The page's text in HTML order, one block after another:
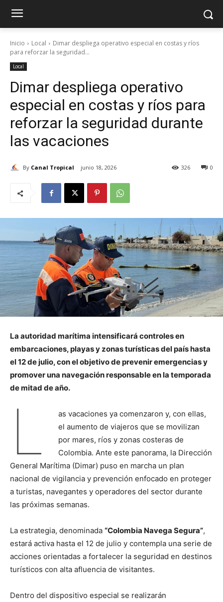
Inicio Local
Dimar despliega operativo especial en costas y ríos
para reforzar la seguridad...
Local
Dimar despliega operativo
especial en costas y ríos para
reforzar la seguridad durante
las vacaciones
By Canal Tropical junio 18, 2026 0
326
La autoridad marítima intensificará controles en
embarcaciones, playas y zonas turísticas del país hasta
el 12 de julio, con el objetivo de prevenir emergencias y
promover una navegación responsable en la temporada
de mitad de año.
L
as vacaciones ya comenzaron y, con ellas,
el aumento de viajeros que se movilizan
por mares, ríos y zonas costeras de
Colombia. Ante este panorama, la Dirección
General Marítima (Dimar) puso en marcha un plan
nacional de vigilancia y prevención enfocado en proteger
a turistas, navegantes y operadores del sector durante
las próximas semanas.
La estrategia, denominada “Colombia Navega Segura”,
estará activa hasta el 12 de julio y contempla una serie de
acciones orientadas a fortalecer la seguridad en destinos
turísticos con alta afluencia de visitantes.
Dentro del dispositivo especial se realizarán